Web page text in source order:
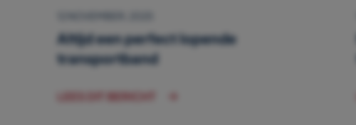
Altijd een perfect lopende
transportband
LEES DIT BERICHT